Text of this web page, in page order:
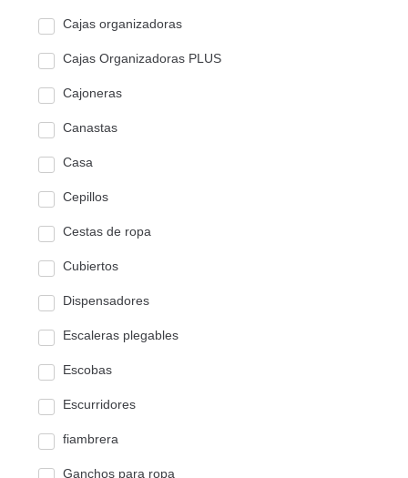
Cajas organizadoras
Cajas Organizadoras PLUS
Cajoneras
Canastas
Casa
Cepillos
Cestas de ropa
Cubiertos
Dispensadores
Escaleras plegables
Escobas
Escurridores
fiambrera
Ganchos para ropa